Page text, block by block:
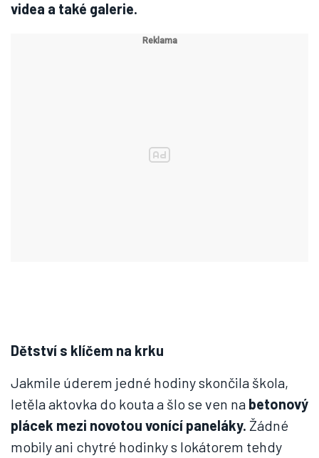
videa a také galerie.
Dětství s klíčem na krku
Jakmile úderem jedné hodiny skončila škola,
letěla aktovka do kouta a šlo se ven na betonový
plácek mezi novotou vonící paneláky. Žádné
mobily ani chytré hodinky s lokátorem tehdy